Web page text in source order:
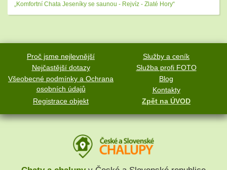
„Komfortní Chata Jeseníky se saunou - Rejvíz - Zlaté Hory“
Proč jsme nejlevnější
Služby a ceník
Nejčastější dotazy
Služba profi FOTO
Všeobecné podmínky a Ochrana
osobních údajů
Blog
Kontakty
Registrace objekt
Zpět na ÚVOD